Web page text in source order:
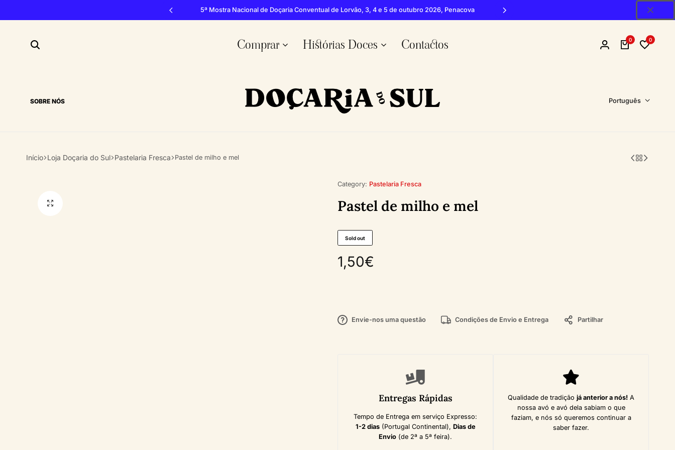
5ª Mostra Nacional de Doçaria Conventual de Lorvão, 3, 4 e 5 de outubro 2026, Penacova
Comprar Histórias Doces Contactos 0 0
SOBRE NÓS Português
Início Loja Doçaria do Sul Pastelaria Fresca Pastel de milho e mel
Category: Pastelaria Fresca
Pastel de milho e mel
Sold out
1,50€
Envie-nos uma questão Condições de Envio e Entrega Partilhar
Entregas Rápidas
Tempo de Entrega em serviço Expresso:
1-2 dias(Portugal Continental), Dias de
Envio (de 2ª a 5ª feira).
Qualidade de tradição já anterior a nós! A
nossa avó e avó dela sabiam o que
faziam, e nós só queremos continuar a
saber fazer.